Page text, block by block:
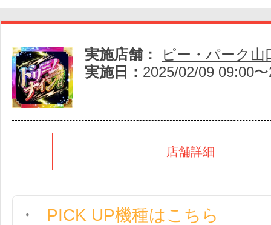
実施店舗：
ピー・パーク山
実施日： 2025/02/09 09:00
店舗詳細
PICK UP機種はこちら